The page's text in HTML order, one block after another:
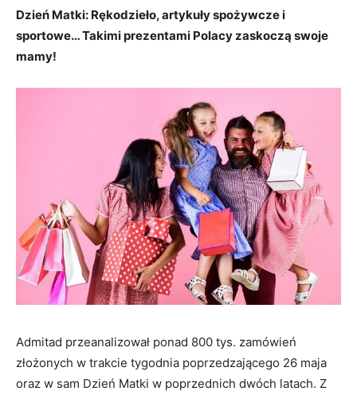
Dzień Matki: Rękodzieło, artykuły spożywcze i
sportowe… Takimi prezentami Polacy zaskoczą swoje
mamy!
Admitad przeanalizował ponad 800 tys. zamówień
złożonych w trakcie tygodnia poprzedzającego 26 maja
oraz w sam Dzień Matki w poprzednich dwóch latach. Z